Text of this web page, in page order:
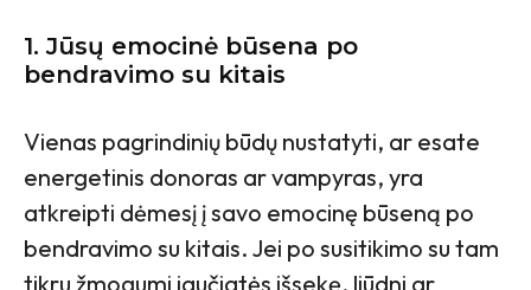
1. Jūsų emocinė būsena po
bendravimo su kitais
Vienas pagrindinių būdų nustatyti, ar esate
energetinis donoras ar vampyras, yra
atkreipti dėmesį į savo emocinę būseną po
bendravimo su kitais. Jei po susitikimo su tam
tikru žmogumi jaučiatės išsekę, liūdni ar